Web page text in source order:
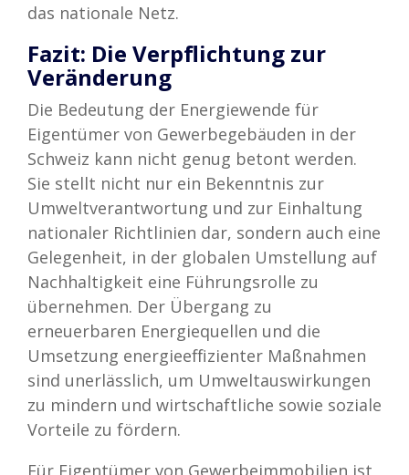
das nationale Netz.
Fazit: Die Verpflichtung zur
Veränderung
Die Bedeutung der Energiewende für
Eigentümer von Gewerbegebäuden in der
Schweiz kann nicht genug betont werden.
Sie stellt nicht nur ein Bekenntnis zur
Umweltverantwortung und zur Einhaltung
nationaler Richtlinien dar, sondern auch eine
Gelegenheit, in der globalen Umstellung auf
Nachhaltigkeit eine Führungsrolle zu
übernehmen. Der Übergang zu
erneuerbaren Energiequellen und die
Umsetzung energieeffizienter Maßnahmen
sind unerlässlich, um Umweltauswirkungen
zu mindern und wirtschaftliche sowie soziale
Vorteile zu fördern.
Für Eigentümer von Gewerbeimmobilien ist